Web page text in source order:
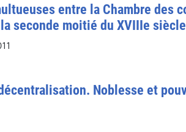
entre la Chambre des
seconde moitié du XVIIIe
Noblesse et